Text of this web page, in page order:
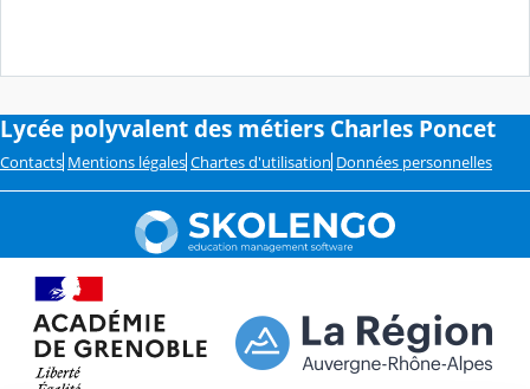
Lycée polyvalent des métiers Charles Poncet
Contacts Mentions légales Chartes d'utilisation Données personnelles